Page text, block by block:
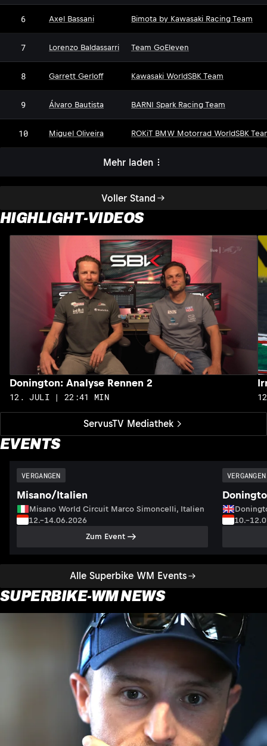
Voller Stand
6 Axel Bassani Bimota by Kawasaki Racing Team
7 Lorenzo Baldassarri Team GoEleven
8 Garrett Gerloff Kawasaki WorldSBK Team
9 Álvaro Bautista BARNI Spark Racing Team
10 Miguel Oliveira ROKiT BMW Motorrad WorldSBK
Mehr laden
HIGHLIGHT-VIDEOS
ServusTV Mediathek
Donington: Analyse Rennen 2
12. JULI | 22:41 MIN
EVENTS
Alle Superbike WM Events
VERGANGEN
Misano/Italien
Misano World Circuit Marco Simoncelli, Italien
12.–14.06.2026
Zum Event
VERGANGEN
SUPERBIKE-WM NEWS